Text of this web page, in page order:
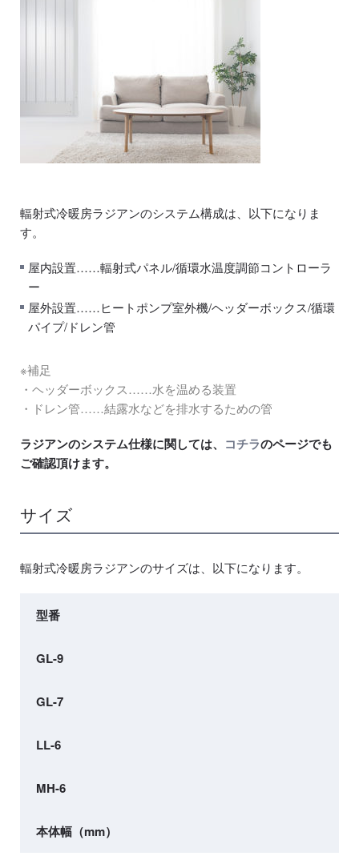
輻射式冷暖房ラジアンのシステム構成は、以下になりま
す。
屋内設置……輻射式パネル/循環水温度調節コントローラ
ー
屋外設置……ヒートポンプ室外機/ヘッダーボックス/循環
パイプ/ドレン管
※補足
・ヘッダーボックス……水を温める装置
・ドレン管……結露水などを排水するための管
ラジアンのシステム仕様に関しては、 コチラのページでも
ご確認頂けます。
サイズ
輻射式冷暖房ラジアンのサイズは、以下になります。
型番
GL-9
GL-7
LL-6
MH-6
本体幅（mm）